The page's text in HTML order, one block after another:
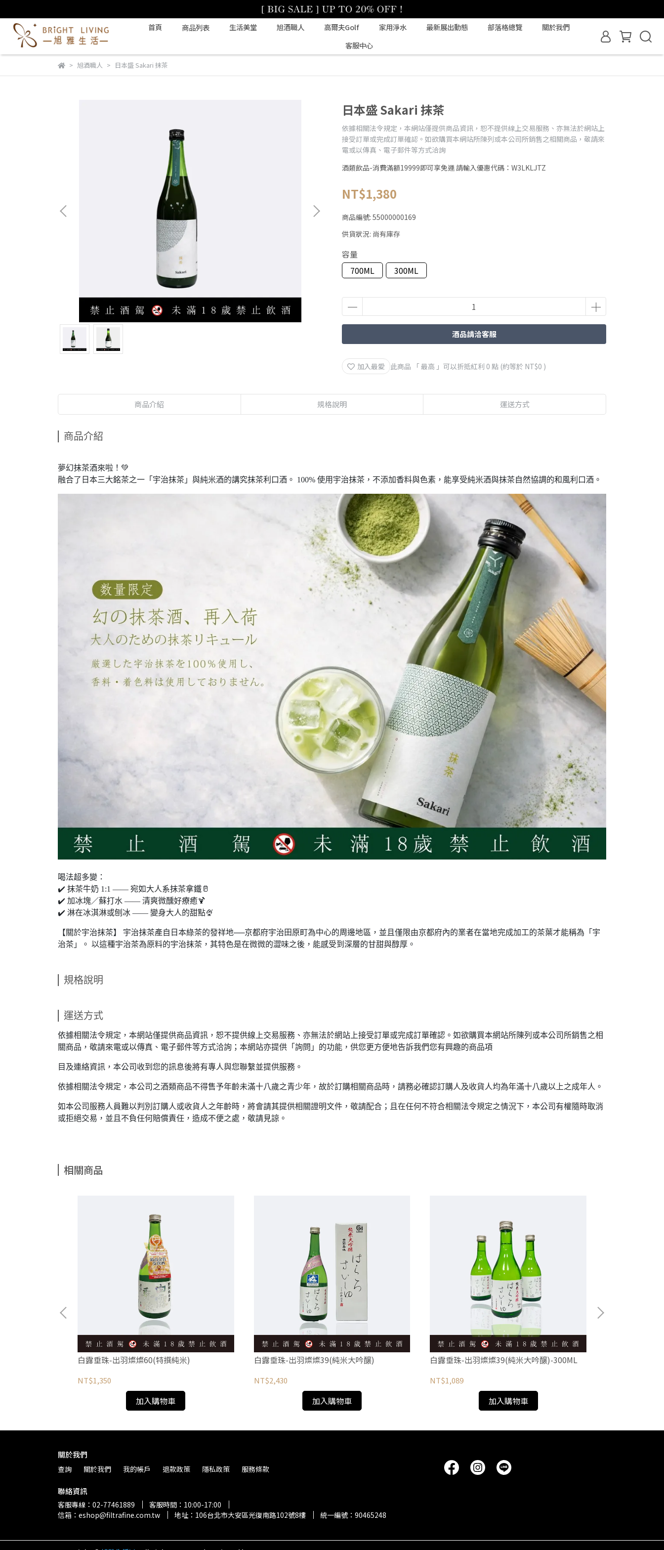
首頁 商品列表 生活美堂 旭酒職人 高爾夫Golf 家用淨水 最新展出動態 部落格總覽
關於我們
客服中心
旭酒職人 日本盛 Sakari 抹茶
日本盛 Sakari 抹茶
依據相關法令規定，本網站僅提供商品資訊，恕不提供線上交易服務、亦無法於網站上
接受訂單或完成訂單確認。如欲購買本網站所陳列或本公司所銷售之相關商品，敬請來
電或以傳真、電子郵件等方式洽詢
酒類飲品-消費滿額19999即可享免運 請輸入優惠代碼：W3LKLJTZ
NT$1,380
商品編號: 55000000169
供貨狀況: 尚有庫存
容量
700ML
300ML
酒品請洽客服
加入最愛 此商品 「 最高 」可以折抵紅利 0 點 (約等於 NT$0 )
商品介紹 規格說明 運送方式
商品介紹
夢幻抹茶酒來啦！💚
融合了日本三大銘茶之一「宇治抹茶」與純米酒的講究抹茶利口酒。 100% 使用宇治抹茶，不添加香料與色素，能享受純米酒與抹茶自然協調的和風利口酒。
喝法超多變：
✔️ 抹茶牛奶 1:1 —— 宛如大人系抹茶拿鐵🥛
✔️ 加冰塊／蘇打水 —— 清爽微醺好療癒🍹
✔️ 淋在冰淇淋或刨冰 —— 變身大人的甜點🍨
【關於宇治抹茶】 宇治抹茶產自日本綠茶的發祥地──京都府宇治田原町為中心的周邊地區，並且僅限由京都府內的業者在當地完成加工的茶葉才能稱為「宇
治茶」。 以這種宇治茶為原料的宇治抹茶，其特色是在微微的澀味之後，能感受到深層的甘甜與醇厚。
規格說明
運送方式
依據相關法令規定，本網站僅提供商品資訊，恕不提供線上交易服務、亦無法於網站上接受訂單或完成訂單確認。如欲購買本網站所陳列或本公司所銷售之相
關商品，敬請來電或以傳真、電子郵件等方式洽詢；本網站亦提供「詢問」的功能，供您更方便地告訴我們您有興趣的商品項
目及連絡資訊，本公司收到您的訊息後將有專人與您聯繫並提供服務。
依據相關法令規定，本公司之酒類商品不得售予年齡未滿十八歲之青少年，故於訂購相關商品時，請務必確認訂購人及收貨人均為年滿十八歲以上之成年人。
如本公司服務人員難以判別訂購人或收貨人之年齡時，將會請其提供相關證明文件，敬請配合；且在任何不符合相關法令規定之情況下，本公司有權隨時取消
或拒絕交易，並且不負任何賠償責任，造成不便之處，敬請見諒。
相關商品
白露垂珠-出羽燦燦60(特撰純米)
NT$1,350
加入購物車
白露垂珠-出羽燦燦39(純米大吟醸)
NT$2,430
加入購物車
白露垂珠-出羽燦燦39(純米大吟醸)-300ML
NT$1,089
加入購物車
關於我們
查詢 關於我們 我的帳戶 退款政策 隱私政策 服務條款
聯絡資訊
客服專線：02-77461889
客服時間：10:00-17:00
信箱：eshop@filtrafine.com.tw
地址：106台北市大安區光復南路102號8樓 統一編號：90465248